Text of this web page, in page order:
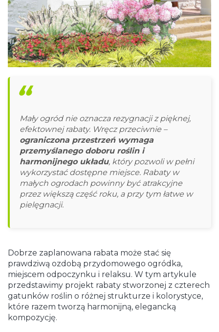
Mały ogród nie oznacza rezygnacji z pięknej,
efektownej rabaty. Wręcz przeciwnie –
ograniczona przestrzeń wymaga
przemyślanego doboru roślin i
harmonijnego układu, który pozwoli w pełni
wykorzystać dostępne miejsce. Rabaty w
małych ogrodach powinny być atrakcyjne
przez większą część roku, a przy tym łatwe w
pielęgnacji.
Dobrze zaplanowana rabata może stać się
prawdziwą ozdobą przydomowego ogródka,
miejscem odpoczynku i relaksu. W tym artykule
przedstawimy projekt rabaty stworzonej z czterech
gatunków roślin o różnej strukturze i kolorystyce,
które razem tworzą harmonijną, elegancką
kompozycję.